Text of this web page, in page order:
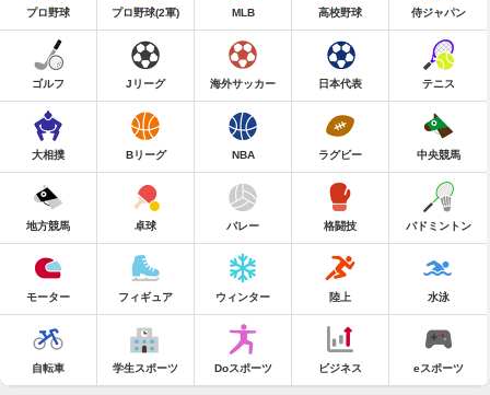
プロ野球 プロ野球(2軍) MLB 高校野球 侍ジャパン
ゴルフ Jリーグ 海外サッカー 日本代表 テニス
大相撲 Bリーグ NBA ラグビー 中央競馬
地方競馬 卓球 バレー 格闘技 バドミントン
モーター フィギュア ウィンター 陸上 水泳
自転車 学生スポーツ Doスポーツ ビジネス eスポーツ